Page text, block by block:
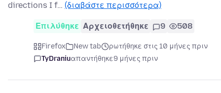
directions I f… (διαβάστε περισσότερα)
Επιλύθηκε Αρχειοθετήθηκε 9 508
Firefox New tab
ρωτήθηκε στις 10 μήνες πριν
TyDraniuαπαντήθηκε9 μήνες πριν